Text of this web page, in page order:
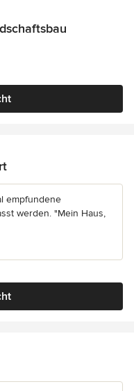
Sternen
empfundene
werden. "Mein Haus,